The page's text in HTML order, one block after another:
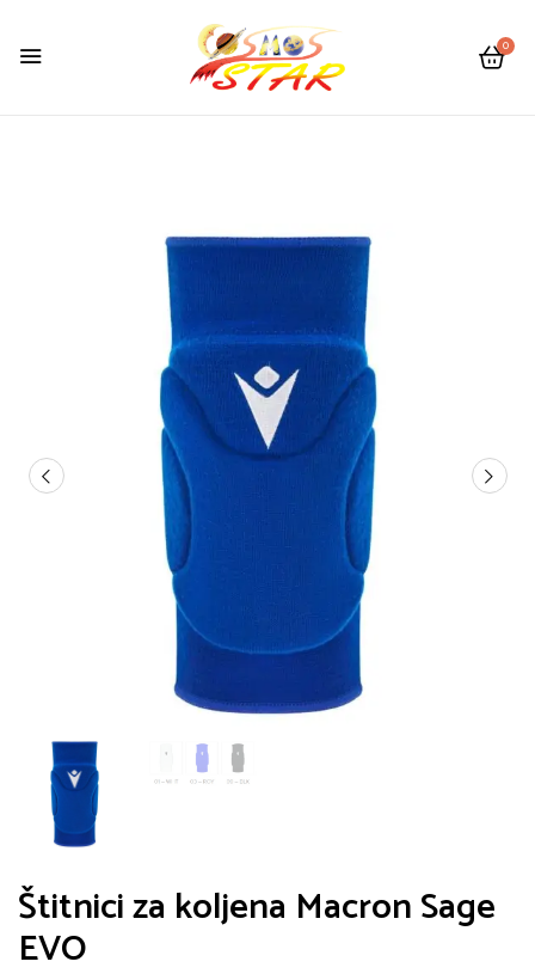
0
Štitnici za koljena Macron Sage
EVO
polja su označena sa* (obavezno)
Vaša ocjena